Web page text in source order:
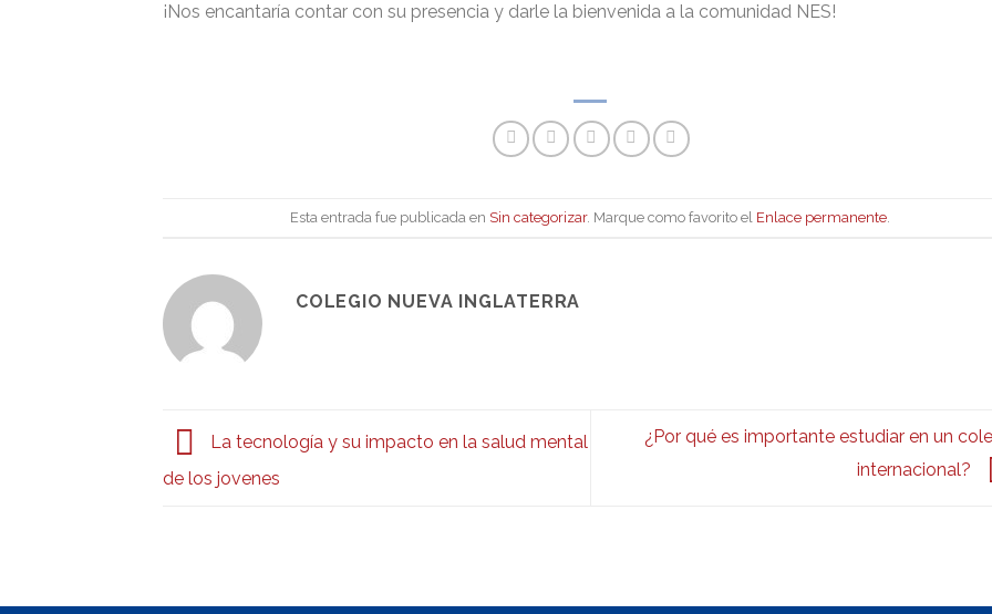
¡Nos encantaría contar con su presencia y darle la bienvenida a la comunidad NES!
Esta entrada fue publicada en Sin categorizar. Marque como favorito el Enlace permanente
COLEGIO NUEVA INGLATERRA
La tecnología y su impacto en la salud mental
de los jovenes
¿Por qué es importante estudiar en un
internacional?